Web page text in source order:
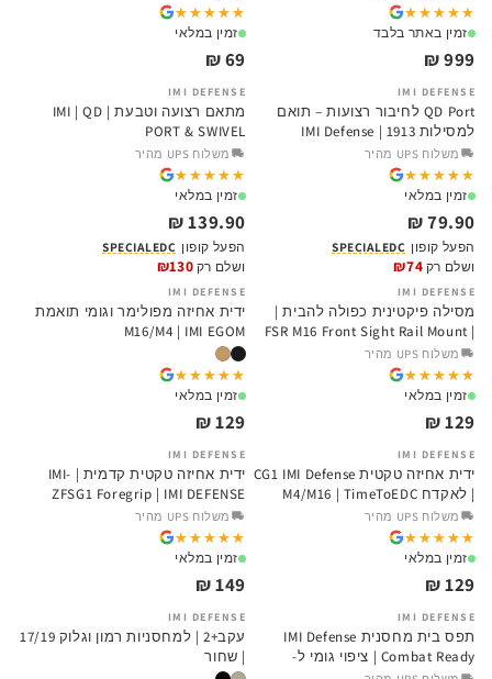
★★★★★
★★★★★
זמין באתר בלבד
999 ₪
★★★★★
★★★★★
זמין במלאי
69 ₪
IMI DEFENSE
QD Port לחיבור רצועות – תואם
למסילות 1913 | IMI Defense
משלוח UPS מהיר
★★★★★
★★★★★
זמין במלאי
79.90 ₪
הפעל קופון SPECIALEDC
ושלם רק ₪74
IMI DEFENSE
מתאם רצועה וטבעת | IMI | QD
PORT & SWIVEL
משלוח UPS מהיר
★★★★★
★★★★★
זמין במלאי
139.90 ₪
הפעל קופון SPECIALEDC
ושלם רק ₪130
IMI DEFENSE
מסילה פיקטינית כפולה להבית |
FSR M16 Front Sight Rail Mount |
IMIמשלוח UPS מהיר
★★★★★
★★★★★
זמין במלאי
129 ₪
IMI DEFENSE
ידית אחיזה מפולימר וגומי תואמת
M16/M4 | IMI EGOM
★★★★★
★★★★★
זמין במלאי
129 ₪
IMI DEFENSE
ידית אחיזה טקטית CG1 IMI Defense
| לאקדח M4/M16 | TimeToEDC
משלוח UPS מהיר
★★★★★
★★★★★
זמין במלאי
129 ₪
IMI DEFENSE
ידית אחיזה טקטית קדמית | IMI-
ZFSG1 Foregrip | IMI DEFENSE
משלוח UPS מהיר
★★★★★
★★★★★
זמין במלאי
149 ₪
IMI DEFENSE
תפס בית מחסנית IMI Defense
Combat Ready | ציפוי גומי ל-
IMI DEFENSE
עקב+2 | למחסניות רמון וגלוק 17/19
| שחור